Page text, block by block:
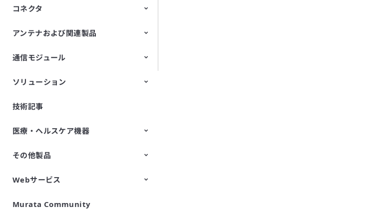
LCP多層基板（メトロサーク™）
ストレッチャブル基板
コネクタ
スイッチ付き高周波同軸コネクタ
高周波多極コネクタ（基板対基
アンテナおよび関連製品
LFアンテナ（アンテナコイル）
通信モジュール
Wi-Fi® Modules
LPWA製品
UWBモジュール
エッジAIモジュール
ソリューション
無線センシングソリューション
作業者安全モニタリングシステム
m-FLIP
統合型再エネ制御ソリューション
工場排ガス処理用耐熱セラミック
センサデータプラットフォーム
空間可視化ソリューション
車内の幼児置き去りをWi-Fi電波
技術記事
医療・ヘルスケア機器
疲労ストレス計
細胞向け分画フィルタ
その他製品
All-in-One蓄電池システム
Webサービス
SimSurfing
製品情報管理APIサービス
Murata Community